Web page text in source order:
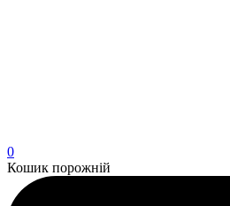
0
Кошик порожній